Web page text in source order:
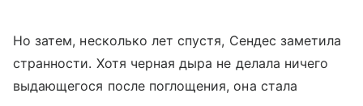
Но затем, несколько лет спустя, Сендес заметила
странности. Хотя черная дыра не делала ничего
выдающегося после поглощения, она стала